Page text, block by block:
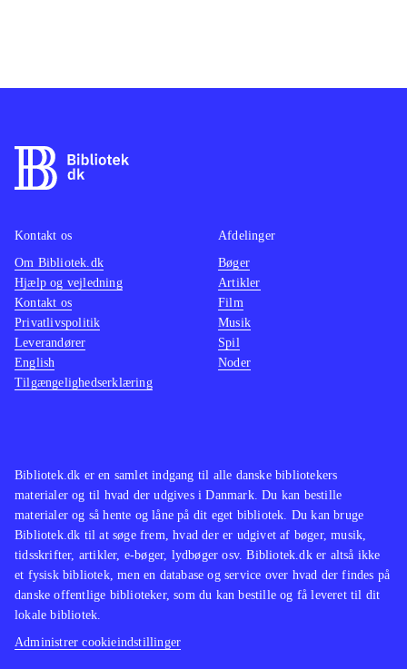
Lydsiden er filmisk, og især
historien og bipersonerne er
troværdige.
Plot- og spilmæssigt minder spillet en
spændende spil der skaber en fin
spiloplevelse, dog uden at sprænge
nogen skala. Mangler man iskolde og
ugæstfri planeter i spilsamlingen er
dette ikke et dårlig bud
Bibliotek.dk er en samlet indgang til alle danske bibliotekers
materialer og til hvad der udgives i Danmark. Du kan bestille
materialer og så hente og låne på dit eget bibliotek. Du kan bruge
Bibliotek.dk til at søge frem, hvad der er udgivet af bøger, musik,
tidsskrifter, artikler, e-bøger, lydbøger osv. Bibliotek.dk er altså ikke
et fysisk bibliotek, men en database og service over hvad der findes på
danske offentlige biblioteker, som du kan bestille og få leveret til dit
lokale bibliotek.
Administrer cookieindstillinger
Kontakt os
Om Bibliotek.dk
Hjælp og vejledning
Kontakt os
Privatlivspolitik
Leverandører
English
Tilgængelighedserklæring
Afdelinger
Bøger
Artikler
Film
Musik
Spil
Noder